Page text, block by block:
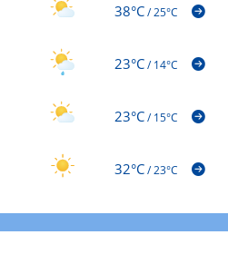
38°C/25°C
23°C/14°C
23°C/15°C
32°C/23°C